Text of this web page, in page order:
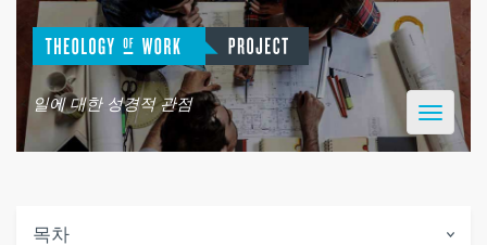
일에 대한 성경적 관점
Toggle
목차